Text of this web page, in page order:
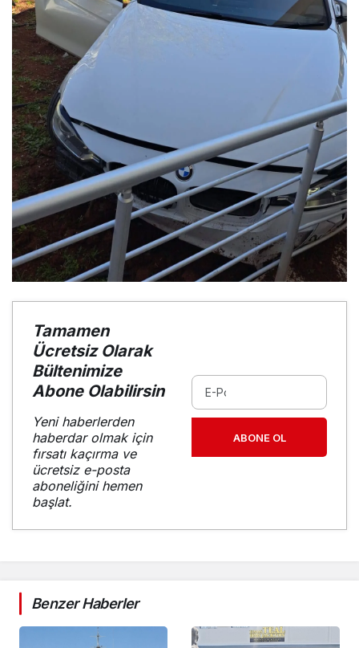
Tamamen
Ücretsiz Olarak
Bültenimize
Abone Olabilirsin
Yeni haberlerden
haberdar olmak için
fırsatı kaçırma ve
ücretsiz e-posta
aboneliğini hemen
başlat.
ABONE OL
Benzer Haberler